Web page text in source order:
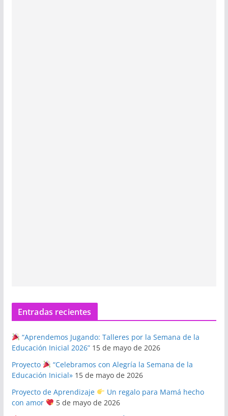
Entradas recientes
“Aprendemos Jugando: Talleres por la Semana de la
Educación Inicial 2026” 15 de mayo de 2026
Proyecto
“Celebramos con Alegría la Semana de la
Educación Inicial» 15 de mayo de 2026
Proyecto de Aprendizaje
Un regalo para Mamá hecho
con amor
5 de mayo de 2026